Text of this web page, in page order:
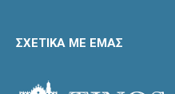
ΣΧΕΤΙΚΑ ΜΕ ΕΜΑΣ